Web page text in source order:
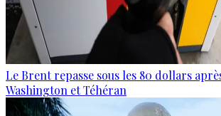
Le Brent repasse sous les 80 dollars
Washington et Téhéran